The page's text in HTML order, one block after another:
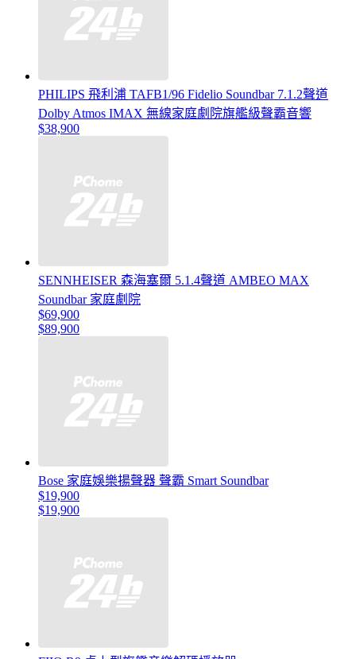
PHILIPS 飛利浦 TAFB1/96 Fidelio Soundbar 7.1.2聲道
Dolby Atmos IMAX 無線家庭劇院旗艦級聲霸音響
$38,900
SENNHEISER 森海塞爾 5.1.4聲道 AMBEO MAX
Soundbar 家庭劇院
$69,900
$89,900
Bose 家庭娛樂揚聲器 聲霸 Smart Soundbar
$19,900
$19,900